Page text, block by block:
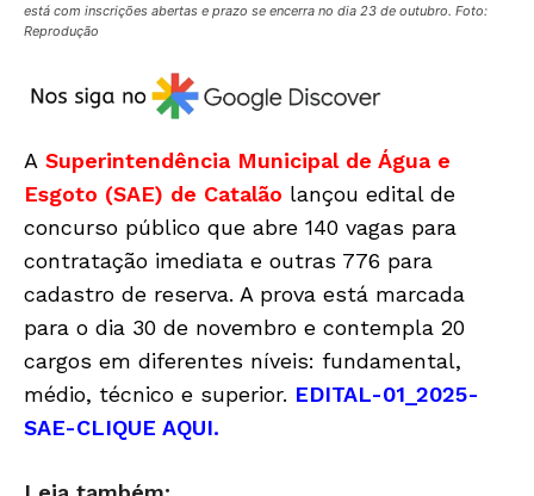
está com inscrições abertas e prazo se encerra no dia 23 de outubro. Foto:
Reprodução
A Superintendência Municipal de Água e
Esgoto (SAE) de Catalão lançou edital de
concurso público que abre 140 vagas para
contratação imediata e outras 776 para
cadastro de reserva. A prova está marcada
para o dia 30 de novembro e contempla 20
cargos em diferentes níveis: fundamental,
médio, técnico e superior. EDITAL-01_2025-
SAE-CLIQUE AQUI.